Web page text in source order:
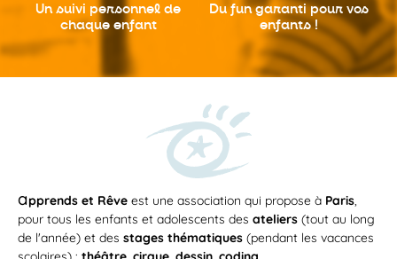
Un suivi personnel de
chaque enfant
Du fun garantipour vos
enfants !
apprends et Rêve est une association qui propose à Paris,
pour tous les enfants et adolescents des ateliers (tout au long
de l'année) et des stages thématiques (pendant les vacances